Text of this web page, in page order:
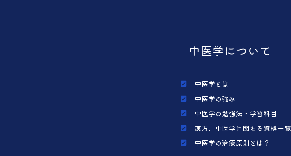
中医学について
中医学とは
中医学の強み
中医学の勉強法・学習科目
漢方、中医学に関わる資格一覧
中医学の治療原則とは？